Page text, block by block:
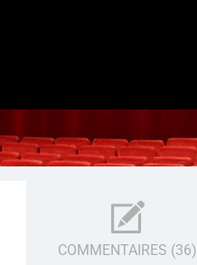
COMMENTAIRES (36)